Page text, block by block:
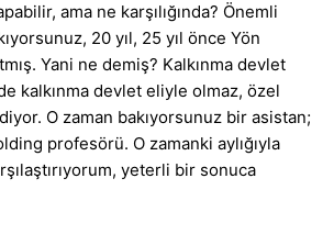
ama ne karşılığında? Önemli
20 yıl, 25 yıl önce Yön
Yani ne demiş? Kalkınma devlet
kalkınma devlet eliyle olmaz, özel
O zaman bakıyorsunuz bir asistan;
profesörü. O zamanki aylığıyla
yeterli bir sonuca